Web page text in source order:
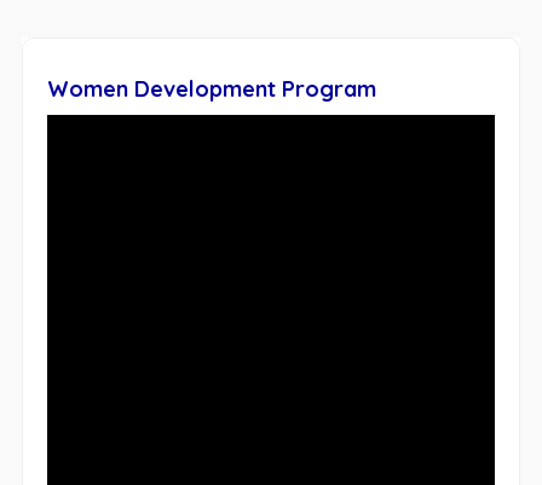
Women Development Program